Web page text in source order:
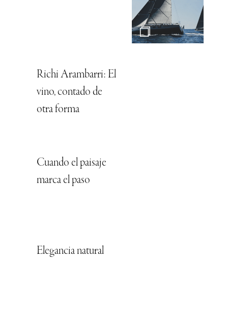
Richi Arambarri: El
vino, contado de
otra forma
Cuando el paisaje
marca el paso
Elegancia natural